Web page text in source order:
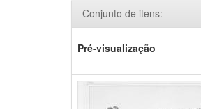
Conjunto de itens:
Pré-visualização